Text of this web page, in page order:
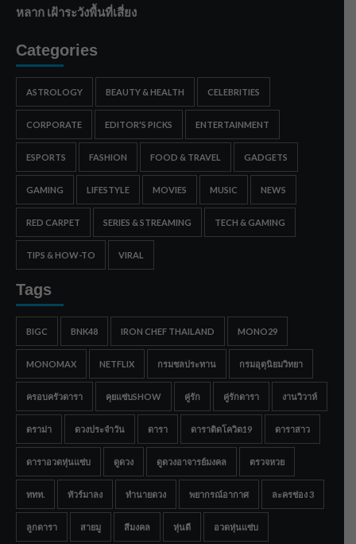
หลาก เฝ้าระวังพื้นที่เสี่ยง
Categories
ASTROLOGY BEAUTY & HEALTH CELEBRITIES
CORPORATE EDITOR'S PICKS ENTERTAINMENT
ESPORTS FASHION FOOD & TRAVEL GADGETS
GAMING LIFESTYLE MOVIES MUSIC NEWS
RED CARPET SERIES & STREAMING TECH & GAMING
TIPS & HOW-TO VIRAL
Tags
BIGC BNK48 IRON CHEF THAILAND MONO29
MONOMAX NETFLIX กรมชลประทาน กรมอุตุนิยมวิทยา
ครอบครัวดารา คุยแซ่บSHOW คู่รัก คู่รักดารา งานวิวาห์
ดราม่า ดวงประจำวัน ดารา ดาราติดโควิด19 ดาราสาว
ดาราอวดหุ่นแซ่บ ดูดวง ดูดวงอาจารย์มงคล ตรวจหวย
ททท. ทัวร์มาลง ทำนายดวง พยากรณ์อากาศ ละครช่อง 3
ลูกดารา สายมู สีมงคล หุ่นดี อวดหุ่นแซ่บ